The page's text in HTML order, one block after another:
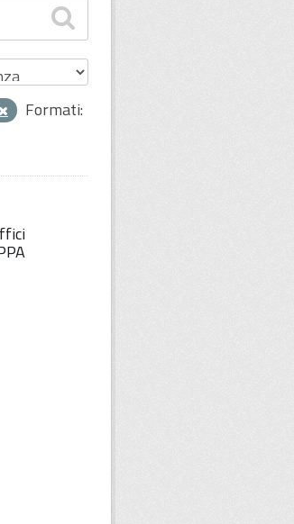
Formati: